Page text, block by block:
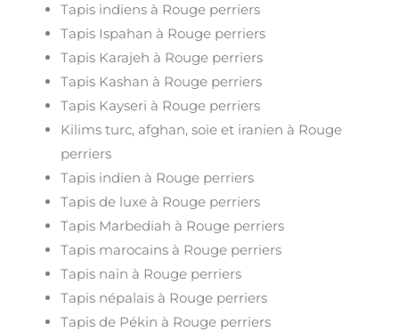
Tapis indiens à Rouge perriers
Tapis Ispahan à Rouge perriers
Tapis Karajeh à Rouge perriers
Tapis Kashan à Rouge perriers
Tapis Kayseri à Rouge perriers
Kilims turc, afghan, soie et iranien à Rouge
perriers
Tapis indien à Rouge perriers
Tapis de luxe à Rouge perriers
Tapis Marbediah à Rouge perriers
Tapis marocains à Rouge perriers
Tapis nain à Rouge perriers
Tapis népalais à Rouge perriers
Tapis de Pékin à Rouge perriers